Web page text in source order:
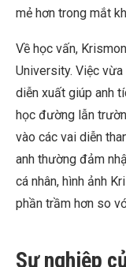
mẻ hơn trong mắt
Về học vấn,
University. Việc
diễn xuất giúp anh
học đường lẫn
vào các vai diễn
anh thường đảm
cá nhân, hình ảnh
phần trầm hơn so
Sự nghiệp